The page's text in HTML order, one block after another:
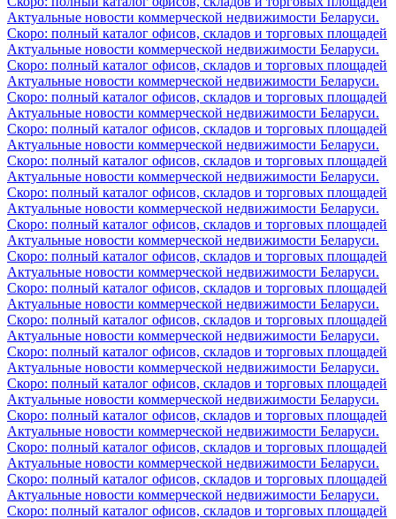
Актуальные новости коммерческой недвижимости Беларуси.
Скоро: полный каталог офисов, складов и торговых площадей
Актуальные новости коммерческой недвижимости Беларуси.
Скоро: полный каталог офисов, складов и торговых площадей
Актуальные новости коммерческой недвижимости Беларуси.
Скоро: полный каталог офисов, складов и торговых площадей
Актуальные новости коммерческой недвижимости Беларуси.
Скоро: полный каталог офисов, складов и торговых площадей
Актуальные новости коммерческой недвижимости Беларуси.
Скоро: полный каталог офисов, складов и торговых площадей
Актуальные новости коммерческой недвижимости Беларуси.
Скоро: полный каталог офисов, складов и торговых площадей
Актуальные новости коммерческой недвижимости Беларуси.
Скоро: полный каталог офисов, складов и торговых площадей
Актуальные новости коммерческой недвижимости Беларуси.
Скоро: полный каталог офисов, складов и торговых площадей
Актуальные новости коммерческой недвижимости Беларуси.
Скоро: полный каталог офисов, складов и торговых площадей
Актуальные новости коммерческой недвижимости Беларуси.
Скоро: полный каталог офисов, складов и торговых площадей
Актуальные новости коммерческой недвижимости Беларуси.
Скоро: полный каталог офисов, складов и торговых площадей
Актуальные новости коммерческой недвижимости Беларуси.
Скоро: полный каталог офисов, складов и торговых площадей
Актуальные новости коммерческой недвижимости Беларуси.
Скоро: полный каталог офисов, складов и торговых площадей
Актуальные новости коммерческой недвижимости Беларуси.
Скоро: полный каталог офисов, складов и торговых площадей
Актуальные новости коммерческой недвижимости Беларуси.
Скоро: полный каталог офисов, складов и торговых площадей
Актуальные новости коммерческой недвижимости Беларуси.
Скоро: полный каталог офисов, складов и торговых площадей